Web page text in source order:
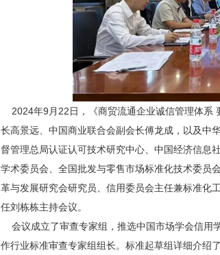
2024年9月22日，《商贸流通企业诚信管理体系
长高景远、中国商业联合会副会长傅龙成，以及中
督管理总局认证认可技术研究中心、中国经济信息
学术委员会、全国批发与零售市场标准化技术委员
革与发展研究会研究员、信用委员会主任兼标准化
任刘栋栋主持会议。
会议成立了审查专家组，推选中国市场学会信用
作行业标准审查专家组组长。标准起草组详细介绍